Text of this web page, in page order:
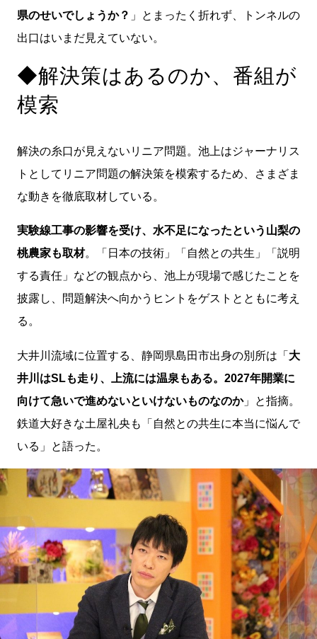
県のせいでしょうか？ 」とまったく折れず、トンネルの
出口はいまだ見えていない。
◆解決策はあるのか、番組が
模索
解決の糸口が見えないリニア問題。池上はジャーナリス
トとしてリニア問題の解決策を模索するため、さまざま
な動きを徹底取材している。
実験線工事の影響を受け、水不足になったという山梨の
桃農家も取材。「日本の技術」「自然との共生」「説明
する責任」などの観点から、池上が現場で感じたことを
披露し、問題解決へ向かうヒントをゲストとともに考え
る。
大井川流域に位置する、静岡県島田市出身の別所は「大
井川はSLも走り、上流には温泉もある。2027年開業に
向けて急いで進めないといけないものなのか」と指摘。
鉄道大好きな土屋礼央も「自然との共生に本当に悩んで
いる」と語った。